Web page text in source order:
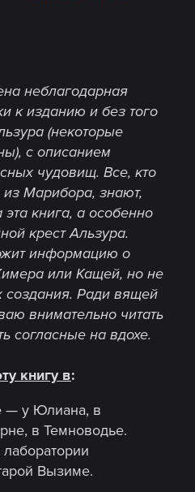
неблагодарная
к изданию и без того
(некоторые
с описанием
чудовищ. Все, кто
Марибора, знают,
книга, а особенно
крест Альзура.
информацию о
или Кащей, но не
создания. Ради вящей
внимательно читать
согласные на вдохе.
книгу в:
— у Юлиана, в
в Темноводье.
Вызиме.